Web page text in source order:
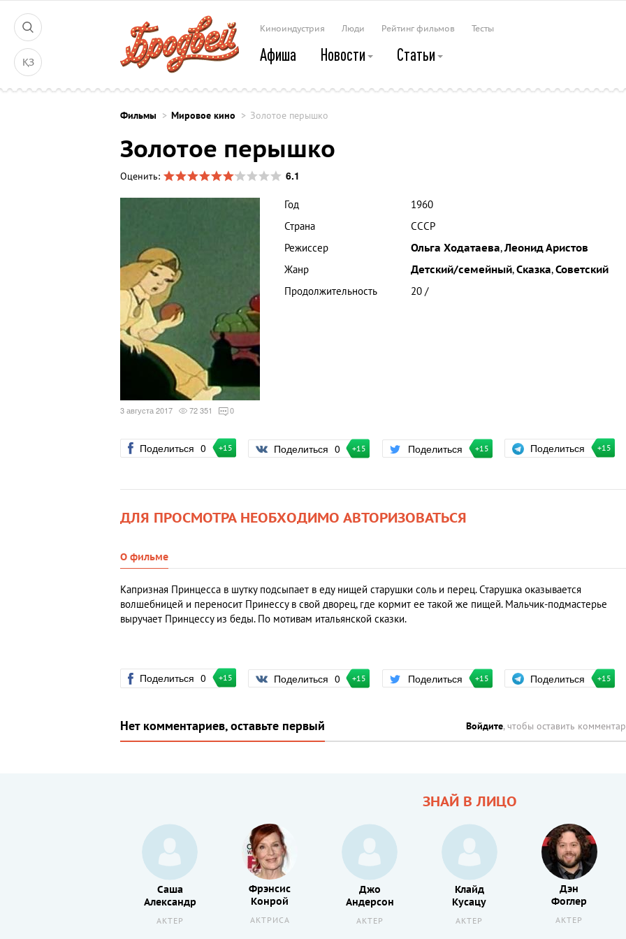
ҚЗ
Киноиндустрия Люди Рейтинг фильмов Тесты
Афиша Новости Статьи
Фильмы Мировое кино Золотое перышко
Золотое перышко
Оценить: 6.1
3 августа 2017 72 351 0
Год
1960
Страна
СССР
Режиссер
Ольга Ходатаева,Леонид Аристов
Жанр
Детский/семейный,Сказка,Советский
Продолжительность
20 /
Поделиться 0 +15 Поделиться 0 +15 Поделиться +15 Поделиться +15
ДЛЯ ПРОСМОТРА НЕОБХОДИМО АВТОРИЗОВАТЬСЯ
О фильме
Капризная Принцесса в шутку подсыпает в еду нищей старушки соль и перец. Старушка оказывается
волшебницей и переносит Принессу в свой дворец, где кормит ее такой же пищей. Мальчик-подмастерье
выручает Принцессу из беды. По мотивам итальянской сказки.
Поделиться 0 +15 Поделиться 0 +15 Поделиться +15 Поделиться +15
Нет комментариев, оставьте первый Войдите, чтобы оставить
ЗНАЙ В ЛИЦО
Саша
Александр
АКТЕР
Фрэнсис
Конрой
АКТРИСА
Джо
Андерсон
АКТЕР
Клайд
Кусацу
АКТЕР
Дэн
Фоглер
АКТЕР